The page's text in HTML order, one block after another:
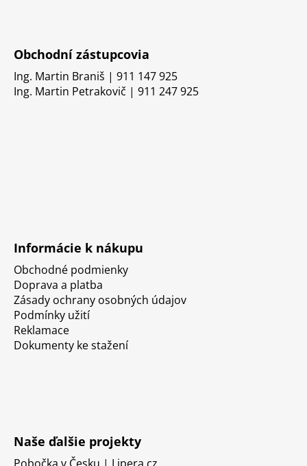
Obchodní zástupcovia
Ing. Martin Braniš | 911 147 925
Ing. Martin Petrakovič | 911 247 925
Informácie k nákupu
Obchodné podmienky
Doprava a platba
Zásady ochrany osobných údajov
Podmínky užití
Reklamace
Dokumenty ke stažení
Naše ďalšie projekty
Pobočka v Česku | Lipera.cz